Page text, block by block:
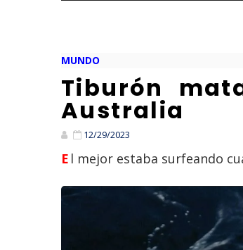
MUNDO
Tiburón
Australia
12/29/2023
El mejor estaba surfeando